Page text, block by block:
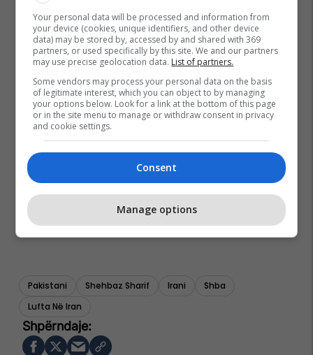
Pakistani Shehbaz Sharif Irani
Shba
Lufta Në Iran
Your personal data will be processed and information from
your device (cookies, unique identifiers, and other device
data) may be stored by, accessed by and shared with 369
partners, or used specifically by this site. We and our partners
may use precise geolocation data. List of partners.
Some vendors may process your personal data on the basis
of legitimate interest, which you can object to by managing
your options below. Look for a link at the bottom of this page
or in the site menu to manage or withdraw consent in privacy
and cookie settings.
Consent
Manage options